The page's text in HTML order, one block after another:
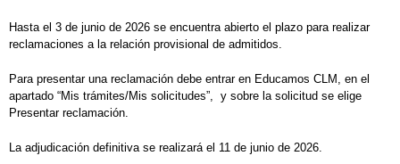
Hasta el 3 de junio de 2026 se encuentra abierto el plazo para realizar
reclamaciones a la relación provisional de admitidos.
Para presentar una reclamación debe entrar en Educamos CLM, en el
apartado “Mis trámites/Mis solicitudes”, y sobre la solicitud se elige
Presentar reclamación.
La adjudicación definitiva se realizará el 11 de junio de 2026.